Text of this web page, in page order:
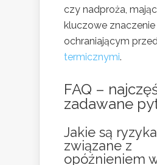
czy nadproża,
kluczowe
ochraniającym
termicznymi.
FAQ –
zadawane
Jakie są ryzyka
związane z
opóźnieniem